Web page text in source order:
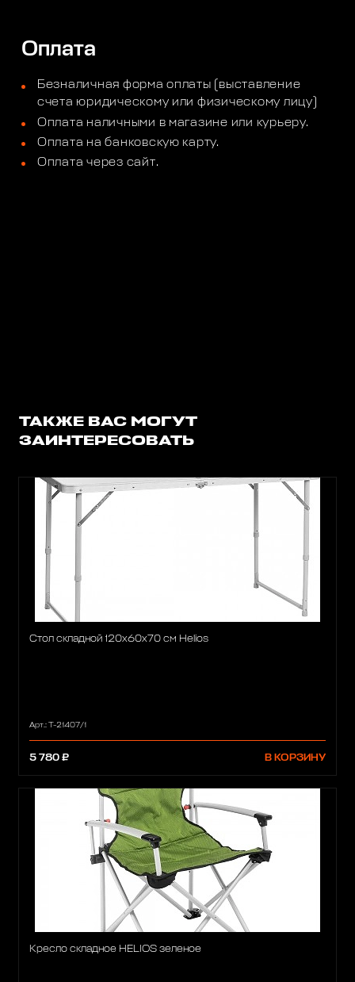
Оплата
Безналичная форма оплаты (выставление
счета юридическому или физическому лицу)
Оплата наличными в магазине или курьеру.
Оплата на банковскую карту.
Оплата через сайт.
ТАКЖЕ ВАС МОГУТ
ЗАИНТЕРЕСОВАТЬ
Стол складной 120х60х70 см Helios
Арт.: T-21407/1
5 780 ₽ В КОРЗИНУ
Кресло складное HELIOS зеленое